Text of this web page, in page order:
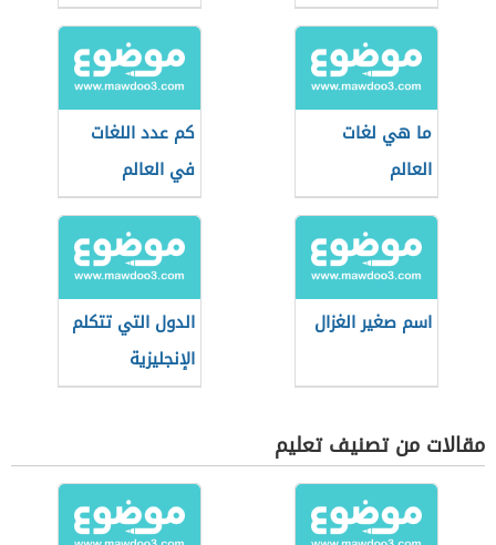
ما هي لغات
العالم
كم عدد اللغات
في العالم
اسم صغير الغزال
الدول التي تتكلم
الإنجليزية
مقالات من تصنيف تعليم